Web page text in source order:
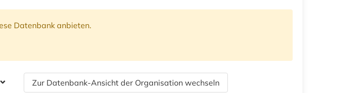
Datenbank anbieten.
Zur Datenbank-Ansicht der Organisation wechseln